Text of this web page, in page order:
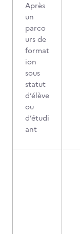
Après
un
parco
urs de
format
ion
sous
statut
d’élève
ou
d’étudi
ant